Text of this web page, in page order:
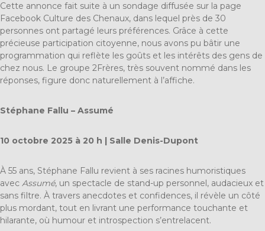
Cette annonce fait suite à un sondage diffusée sur la page
Facebook Culture des Chenaux, dans lequel près de 30
personnes ont partagé leurs préférences. Grâce à cette
précieuse participation citoyenne, nous avons pu bâtir une
programmation qui reflète les goûts et les intérêts des gens de
chez nous. Le groupe 2Frères, très souvent nommé dans les
réponses, figure donc naturellement à l’affiche.
Stéphane Fallu – Assumé
10 octobre 2025 à 20 h | Salle Denis-Dupont
À 55 ans, Stéphane Fallu revient à ses racines humoristiques
avec Assumé, un spectacle de stand-up personnel, audacieux et
sans filtre. À travers anecdotes et confidences, il révèle un côté
plus mordant, tout en livrant une performance touchante et
hilarante, où humour et introspection s’entrelacent.